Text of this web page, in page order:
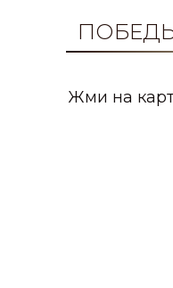
Жми на